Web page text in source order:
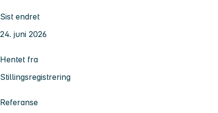
Sist endret
24. juni 2026
Hentet fra
Stillingsregistrering
Referanse